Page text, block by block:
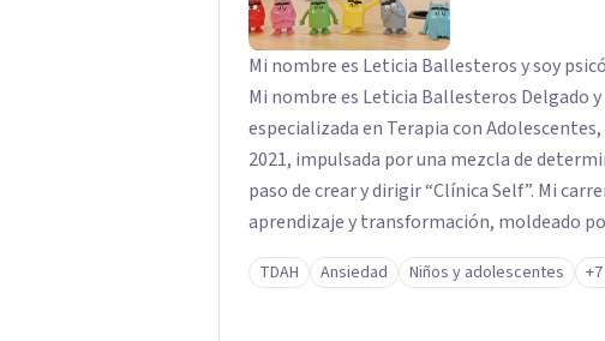
Mi nombre es Leticia Ballesteros y soy
Mi nombre es Leticia Ballesteros Delgado
especializada en Terapia con Adolescentes,
2021, impulsada por una mezcla de
paso de crear y dirigir “Clínica Self”. Mi
aprendizaje y transformación, moldeado
experiencias que han reafirmado mi
adolescentes en sus momentos más
TDAH Ansiedad Niños y adolescentes